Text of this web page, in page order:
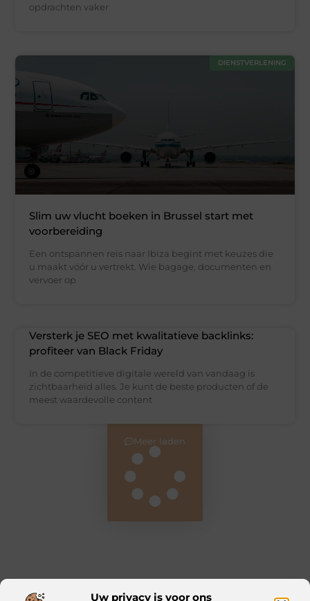
Uw privacy is voor ons
opdrachten vaker
DIENSTVERLENING
Slim uw vlucht boeken in Brussel start met
voorbereiding
Een ontspannen reis naar Ibiza begint met keuzes die
u maakt vóór u vertrekt. Wie bagage, documenten en
vervoer op
Versterk je SEO met kwalitatieve backlinks:
profiteer van Black Friday
In de competitieve digitale wereld van vandaag is
zichtbaarheid alles. Je kunt de beste producten of de
meest waardevolle content
Meer laden